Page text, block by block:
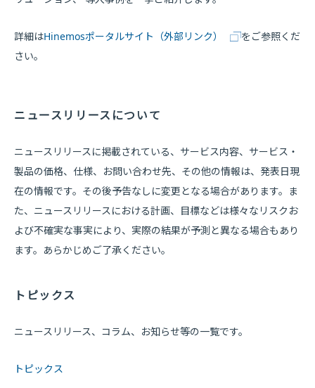
詳細はHinemosポータルサイト（外部リンク）
をご参照くだ
さい。
ニュースリリースについて
ニュースリリースに掲載されている、サービス内容、サービス・
製品の価格、仕様、お問い合わせ先、その他の情報は、発表日現
在の情報です。その後予告なしに変更となる場合があります。ま
た、ニュースリリースにおける計画、目標などは様々なリスクお
よび不確実な事実により、実際の結果が予測と異なる場合もあり
ます。あらかじめご了承ください。
トピックス
ニュースリリース、コラム、お知らせ等の一覧です。
トピックス